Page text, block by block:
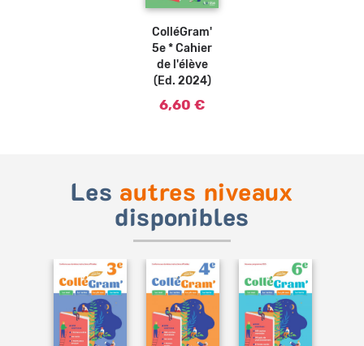
ColléGram'
5e * Cahier
de l'élève
(Ed. 2024)
6,60 €
Les autres niveaux
disponibles